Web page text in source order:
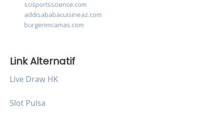
scisportsscience.com
addisababacuisineaz.com
burgerimcamas.com
Link Alternatif
Live Draw HK
Slot Pulsa